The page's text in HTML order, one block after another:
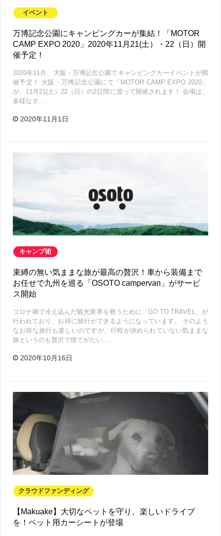
イベント
万博記念公園にキャンピングカーが集結！「MOTOR
CAMP EXPO 2020」2020年11月21(土）・22（日）開
催予定！
2020年11月、大阪・万博記念公園でキャンピングカーイベントが開
催予定！ 大阪・万博記念公園にて「MOTOR CAMP EXPO 2020」
が、11月21(土）22（日）の2日間に渡って開催されます！ 会場は、
多様なタ…
2020年11月1日
キャンプ術
束縛の無い気ままな旅が最高の贅沢！車から装備まで
お任せで九州を巡る「OSOTO campervan」がサービ
ス開始
コロナ禍で冷え込んだ観光業界を救うために「GO TO TRAVEL」が
行われており、お得に旅行ができるようになっています。 そのよう
なお得な旅行も楽しいのですが、行程が決められていない気ままな
旅というのも贅沢で捨てがたい…
2020年10月16日
クラウドファンディング
【Makuake】大切なペットを守り、楽しいドライブ
を！ペット用カーシートが登場